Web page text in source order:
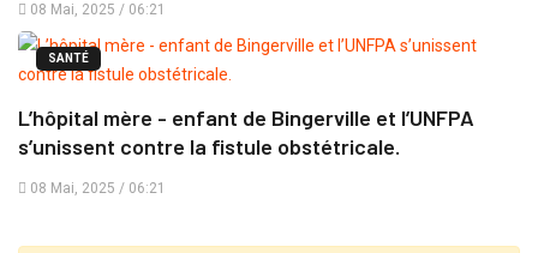
08 Mai, 2025 / 06:21
SANTÉ
L’hôpital mère - enfant de Bingerville et l’UNFPA
s’unissent contre la fistule obstétricale.
08 Mai, 2025 / 06:21